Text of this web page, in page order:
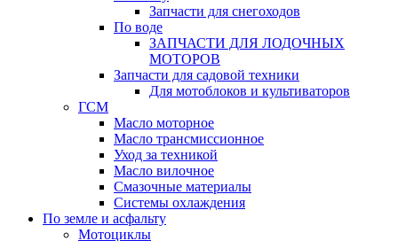
Запчасти для снегоходов
По воде
ЗАПЧАСТИ ДЛЯ ЛОДОЧНЫХ
МОТОРОВ
Запчасти для садовой техники
Для мотоблоков и культиваторов
ГСМ
Масло моторное
Масло трансмиссионное
Уход за техникой
Масло вилочное
Смазочные материалы
Системы охлаждения
По земле и асфальту
Мотоциклы